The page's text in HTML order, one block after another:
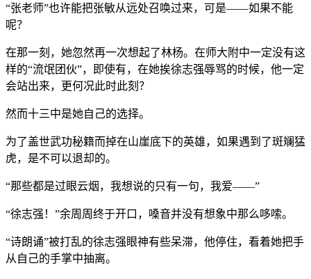
“张老师”也许能把张敏从远处召唤过来，可是——如果不能
呢？
在那一刻，她忽然再一次想起了林杨。在师大附中一定没有这
样的“流氓团伙”，即使有，在她挨徐志强辱骂的时候，他一定
会站出来，更何况此时此刻？
然而十三中是她自己的选择。
为了盖世武功秘籍而掉在山崖底下的英雄，如果遇到了斑斓猛
虎，是不可以退却的。
“那些都是过眼云烟，我想说的只有一句，我爱——”
“徐志强！”余周周终于开口，嗓音并没有想象中那么哆嗦。
“诗朗诵”被打乱的徐志强眼神有些呆滞，他停住，看着她把手
从自己的手掌中抽离。